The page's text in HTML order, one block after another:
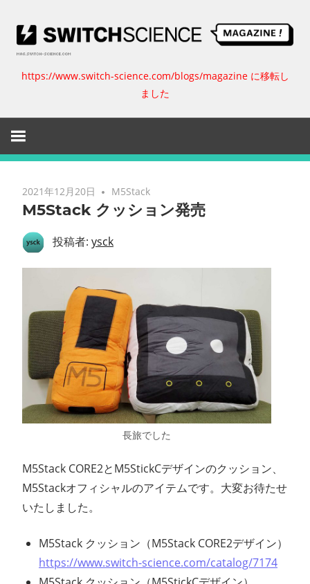
ッ
ス
イ
ッ
サ
イ
エ
ン
ス
マ
ガ
ジ
ン
https://www.switch-science.com/blogs/magazine に移転し
ました
2021年12月20日 M5Stack
M5Stack クッション発売
投稿者: ysck
長旅でした
M5Stack CORE2とM5StickCデザインのクッション、
M5Stackオフィシャルのアイテムです。大変お待たせ
いたしました。
M5Stack クッション（M5Stack CORE2デザイン）
https://www.switch-science.com/catalog/7174